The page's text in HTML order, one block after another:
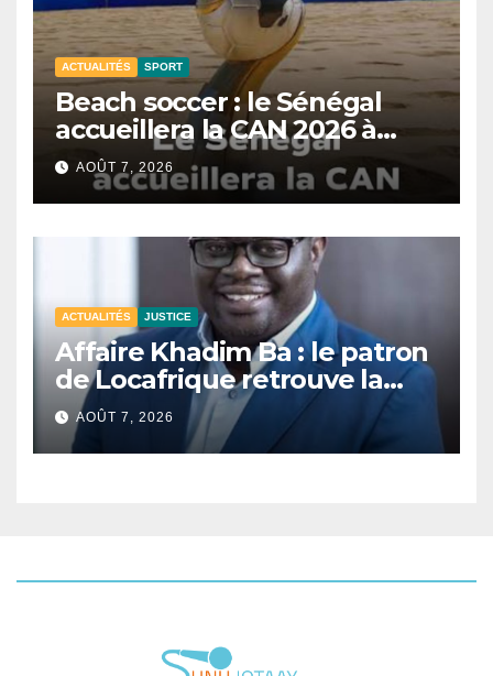
ACTUALITÉS SPORT
Beach soccer : le Sénégal
accueillera la CAN 2026 à
Dakar.
AOÛT 7, 2026
ACTUALITÉS JUSTICE
Affaire Khadim Ba : le patron
de Locafrique retrouve la
liberté.
AOÛT 7, 2026